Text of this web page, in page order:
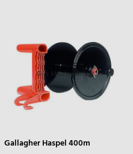
Gallagher Haspel 400m